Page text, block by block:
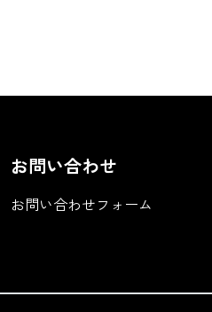
お問い合わせ
お問い合わせフォーム